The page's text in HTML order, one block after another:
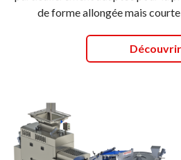
de forme allongée mais courte
Découvrir